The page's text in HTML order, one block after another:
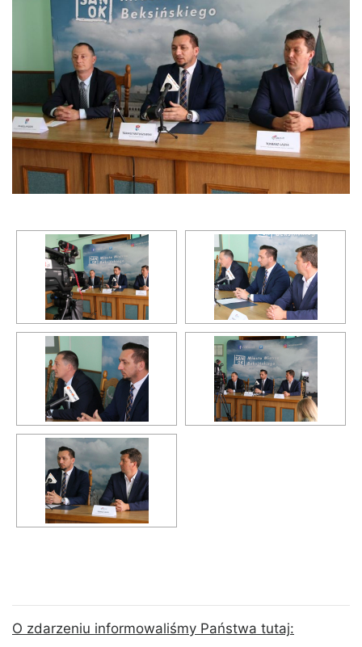
O zdarzeniu informowaliśmy Państwa tutaj: